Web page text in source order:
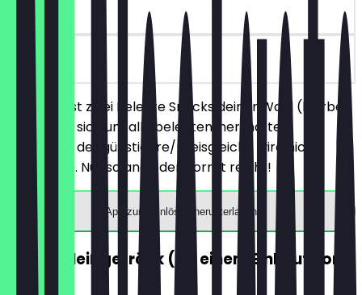
30 Tage
vor Ort
Du bestellst zwei Belegte Snacks deiner Wahl (hierbei
handelt es sich um alle belegten, herzhaften
Produkte), der günstigere/preisgleiche wird nicht
berechnet. Nur solange der Vorrat reicht!
App zum Einlösen herunterladen
GRATIS Heißgetränk (ab einem Einkauf von